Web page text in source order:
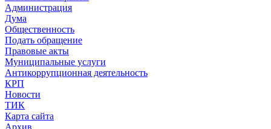
Администрация
Дума
Общественность
Подать обращение
Правовые акты
Муниципальные услуги
Антикоррупционная деятельность
КРП
Новости
ТИК
Карта сайта
Архив